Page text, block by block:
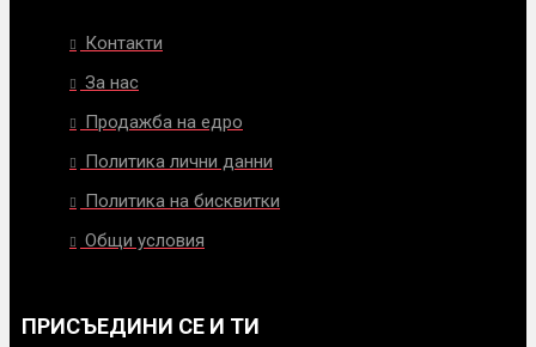
Контакти
За нас
Продажба на едро
Политика лични данни
Политика на бисквитки
Общи условия
ПРИСЪЕДИНИ СЕ И ТИ